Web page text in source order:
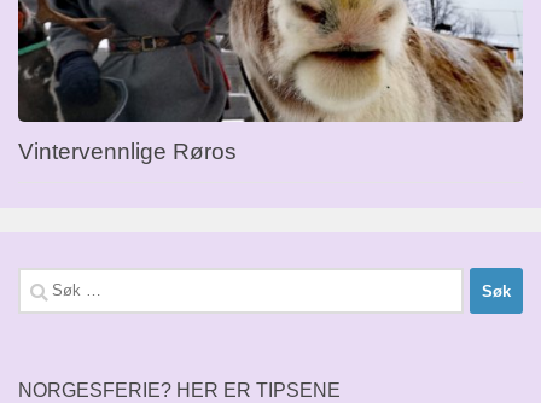
Vintervennlige Røros
Søk
etter:
NORGESFERIE? HER ER TIPSENE